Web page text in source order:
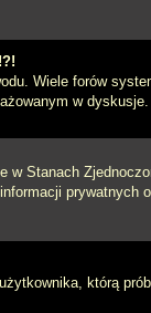
Wiele forów
w dyskusje.
Stanach
którą